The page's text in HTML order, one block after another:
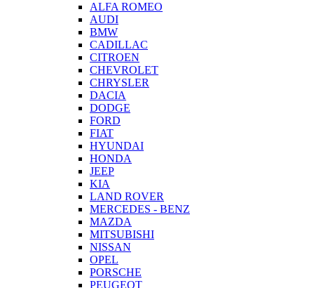
ALFA ROMEO
AUDI
BMW
CADILLAC
CITROEN
CHEVROLET
CHRYSLER
DACIA
DODGE
FORD
FIAT
HYUNDAI
HONDA
JEEP
KIA
LAND ROVER
MERCEDES - BENZ
MAZDA
MITSUBISHI
NISSAN
OPEL
PORSCHE
PEUGEOT